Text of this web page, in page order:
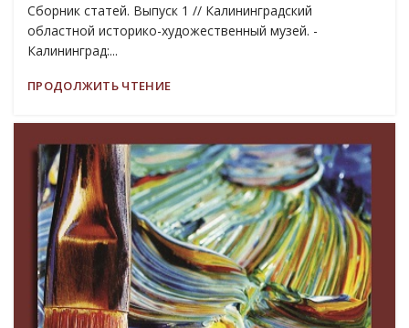
Сборник статей. Выпуск 1 // Калининградский
областной историко-художественный музей. -
Калининград:...
ПРОДОЛЖИТЬ ЧТЕНИЕ
19
МАР